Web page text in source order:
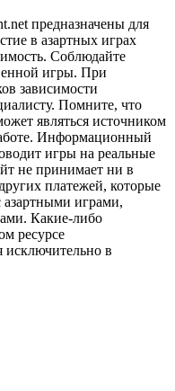
предназначены для
в азартных играх
Соблюдайте
игры. При
зависимости
Помните, что
являться источником
Информационный
игры на реальные
не принимает ни в
платежей, которые
азартными играми,
Какие-либо
ресурсе
исключительно в